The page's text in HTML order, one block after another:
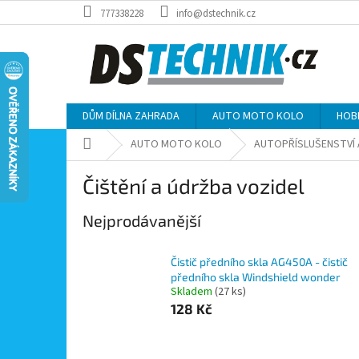
na
777338228 info@dstechnik.cz
DŮM DÍLNA ZAHRADA AUTO MOTO KOLO
Domů AUTO MOTO KOLO AUTOPŘÍSLUŠENSTVÍ
Čištění a údržba vozidel
Nejprodávanější
Čistič předního skla AG450A - čistič
předního skla Windshield wonder
Skladem (27 ks)
128 Kč